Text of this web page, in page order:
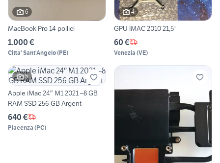
6
MacBook Pro 14 pollici
1.000 €
Citta' Sant'Angelo(PE)
4
GPU IMAC 2010 21,5"
60 €
Venezia (VE)
5
Apple iMac 24″ M1 2021 –8 GB
RAM SSD 256 GB Argent
640 €
Piacenza (PC)